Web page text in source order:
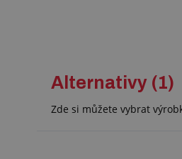
Alternativy (1)
Zde si můžete vybrat